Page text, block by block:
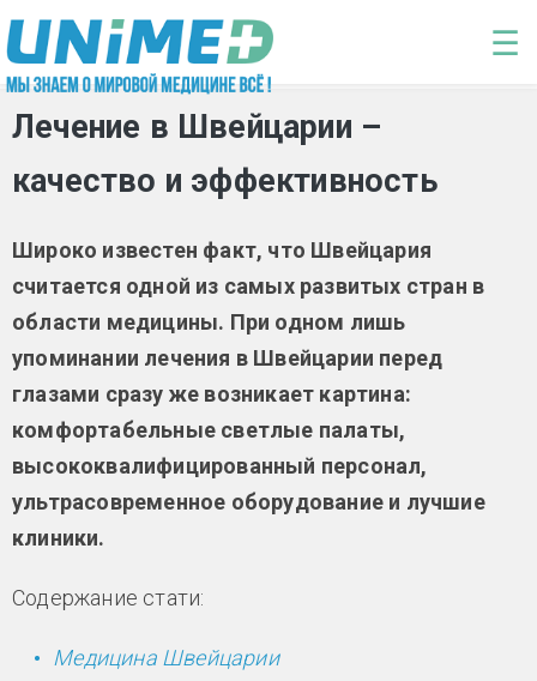
Перейти к основному содержанию
☰
Лечение в Швейцарии –
качество и эффективность
Широко известен факт, что Швейцария
считается одной из самых развитых стран в
области медицины. При одном лишь
упоминании лечения в Швейцарии перед
глазами сразу же возникает картина:
комфортабельные светлые палаты,
высококвалифицированный персонал,
ультрасовременное оборудование и лучшие
клиники.
Содержание стати:
Медицина Швейцарии